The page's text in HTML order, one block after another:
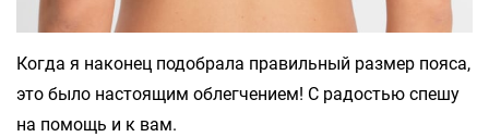
Когда я наконец подобрала правильный размер пояса,
это было настоящим облегчением! С радостью спешу
на помощь и к вам.